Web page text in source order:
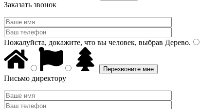
Заказать звонок
Пожалуйста, докажите, что вы человек, выбрав Дерево.
Письмо директору